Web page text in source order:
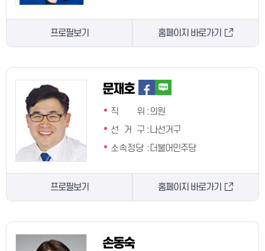
프로필보기 홈페이지 바로가기
문재호
직 위
:의원
선 거 구 : 나선거구
소속정당 : 더불어민주당
프로필보기 홈페이지 바로가기
손동숙